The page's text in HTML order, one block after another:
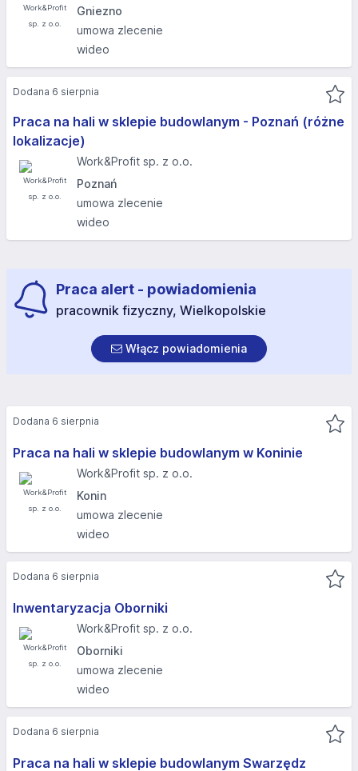
Gniezno
umowa zlecenie
wideo
Praca na hali w sklepie budowlanym - Poznań (różne
lokalizacje)
Work&Profit sp. z o.o.
Poznań
umowa zlecenie
wideo
Dodana 6 sierpnia
Praca alert - powiadomienia
pracownik fizyczny, Wielkopolskie
Włącz powiadomienia
Praca na hali w sklepie budowlanym w Koninie
Work&Profit sp. z o.o.
Konin
umowa zlecenie
wideo
Dodana 6 sierpnia
Inwentaryzacja Oborniki
Work&Profit sp. z o.o.
Oborniki
umowa zlecenie
wideo
Dodana 6 sierpnia
Praca na hali w sklepie budowlanym Swarzędz
Dodana 6 sierpnia